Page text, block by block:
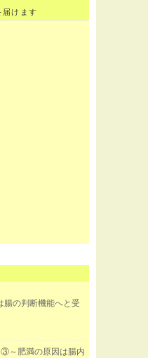
届けます
腸の判断機能へと受
～肥満の原因は腸内